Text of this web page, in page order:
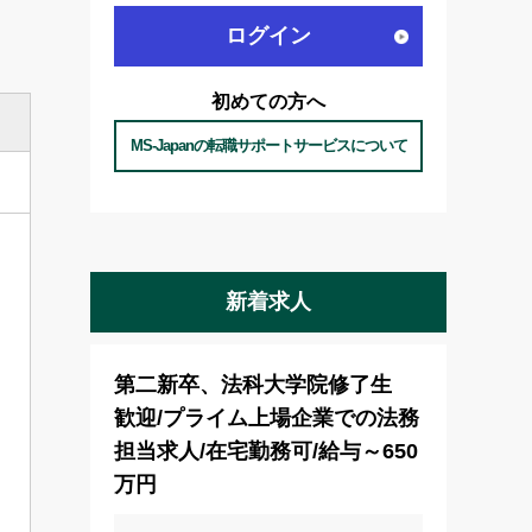
ログイン
初めての方へ
MS-Japanの転職サポートサービスについて
新着求人
第二新卒、法科大学院修了生
歓迎/プライム上場企業での法務
担当求人/在宅勤務可/給与～650
万円